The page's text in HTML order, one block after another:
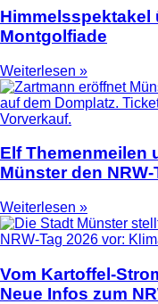
Himmelsspektakel
Montgolfiade
Weiterlesen »
Elf Themenmeilen
Münster den NRW-
Weiterlesen »
Vom Kartoffel-
Neue Infos zum